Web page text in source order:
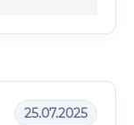
25.07.2025